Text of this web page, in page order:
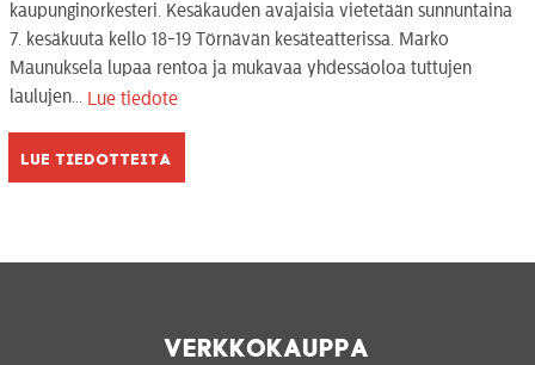
kaupunginorkesteri. Kesäkauden avajaisia vietetään sunnuntaina
7. kesäkuuta kello 18-19 Törnävän kesäteatterissa. Marko
Maunuksela lupaa rentoa ja mukavaa yhdessäoloa tuttujen
laulujen... Lue tiedote
Lue tiedotteita
Verkkokauppa